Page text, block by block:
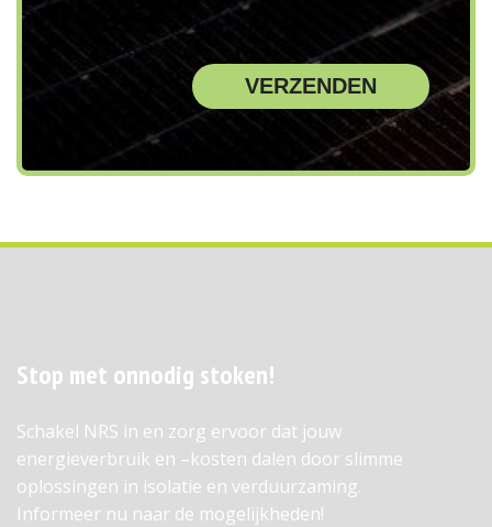
Stop met onnodig stoken!
Schakel NRS in en zorg ervoor dat jouw
energieverbruik en –kosten dalen door slimme
oplossingen in isolatie en verduurzaming.
Informeer nu naar de mogelijkheden!